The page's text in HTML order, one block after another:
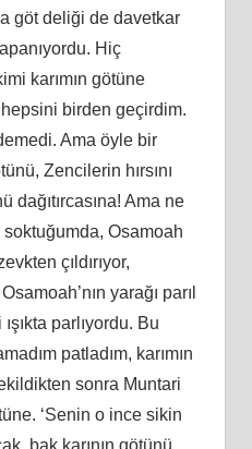
göt deliği de davetkar
Hiç
karımın götüne
hepsini birden geçirdim.
Ama öyle bir
Zencilerin hırsını
dağıtırcasına! Ama ne
soktuğumda, Osamoah
çıldırıyor,
yarağı parıl
parlıyordu. Bu
patladım, karımın
sonra Muntari
‘Senin o ince sikin
bak karının götünü